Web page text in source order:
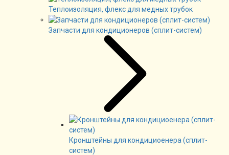
Теплоизоляция, флекс для медных трубок
Запчасти для кондиционеров (сплит-систем)
Кронштейны для кондициоенера (сплит-
систем)